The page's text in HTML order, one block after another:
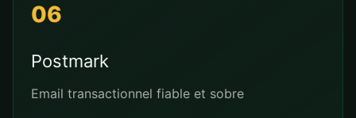
06
Postmark
Email transactionnel fiable et sobre